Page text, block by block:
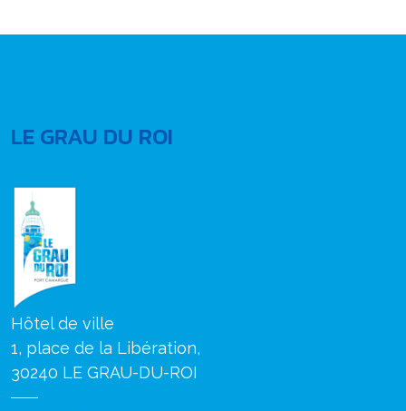
LE GRAU DU ROI
Hôtel de ville
1, place de la Libération,
30240 LE GRAU-DU-ROI